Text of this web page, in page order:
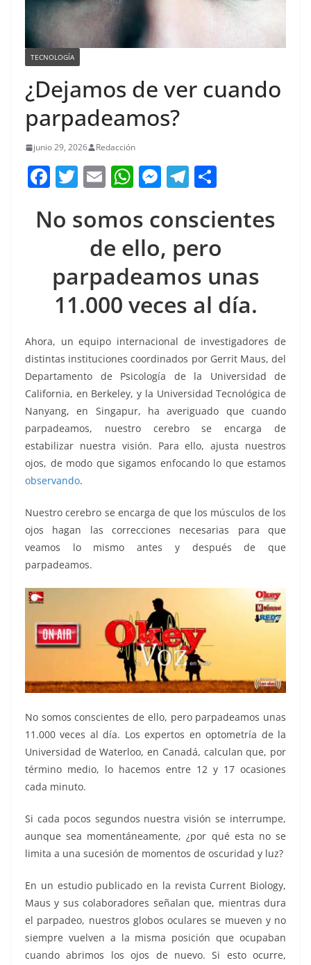
TECNOLOGÍA
¿Dejamos de ver cuando
parpadeamos?
junio 29, 2026 Redacción
F
c
b
o
o
k
T
itt
er
E
ai
l
W
at
s
A
p
p
M
ss
n
g
er
T
e
gr
a
m
m
p
ar
tir
No somos conscientes
de ello, pero
parpadeamos unas
11.000 veces al día.
Ahora, un equipo internacional de investigadores de
distintas instituciones coordinados por Gerrit Maus, del
Departamento de Psicología de la Universidad de
California, en Berkeley, y la Universidad Tecnológica de
Nanyang, en Singapur, ha averiguado que cuando
parpadeamos, nuestro cerebro se encarga de
estabilizar nuestra visión. Para ello, ajusta nuestros
ojos, de modo que sigamos enfocando lo que estamos
observando.
Nuestro cerebro se encarga de que los músculos de los
ojos hagan las correcciones necesarias para que
veamos lo mismo antes y después de que
parpadeamos.
No somos conscientes de ello, pero parpadeamos unas
11.000 veces al día. Los expertos en optometría de la
Universidad de Waterloo, en Canadá, calculan que, por
término medio, lo hacemos entre 12 y 17 ocasiones
cada minuto.
Si cada pocos segundos nuestra visión se interrumpe,
aunque sea momentáneamente, ¿por qué esta no se
limita a una sucesión de momentos de oscuridad y luz?
En un estudio publicado en la revista Current Biology,
Maus y sus colaboradores señalan que, mientras dura
el parpadeo, nuestros globos oculares se mueven y no
siempre vuelven a la misma posición que ocupaban
cuando abrimos los ojos de nuevo. Si esto ocurre,